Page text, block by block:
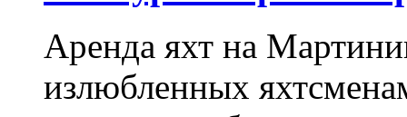
Аренда яхт на
излюбленных